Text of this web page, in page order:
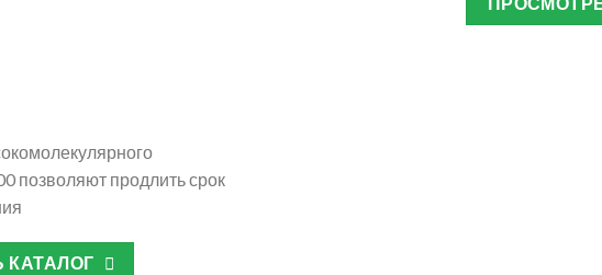
позволяют продлить срок
КАТАЛОГ